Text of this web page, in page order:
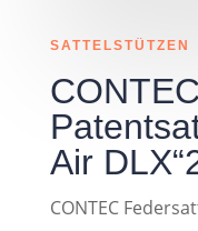
SATTELSTÜTZEN
Air
CONTEC